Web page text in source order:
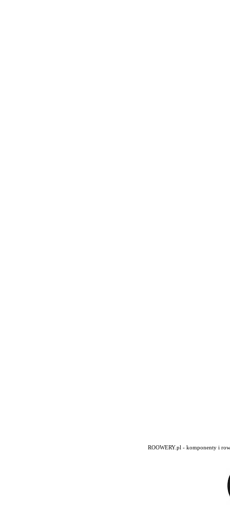
ROOWERY.pl - komponenty i